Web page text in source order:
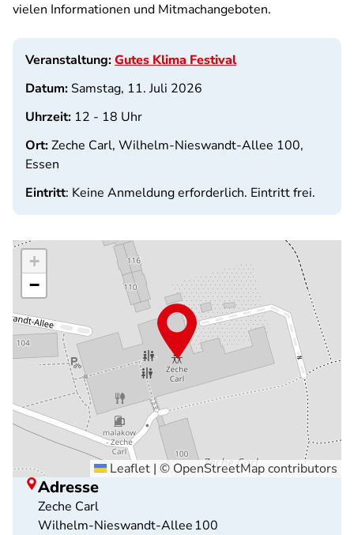
vielen Informationen und Mitmachangeboten.
Veranstaltung:Gutes Klima Festival
Datum: Samstag, 11. Juli 2026
Uhrzeit: 12 - 18 Uhr
Ort:Zeche Carl, Wilhelm-Nieswandt-Allee 100,
Essen
Eintritt: Keine Anmeldung erforderlich. Eintritt frei.
+
−
Leaflet | © OpenStreetMapcontributors
Adresse
Zeche Carl
Wilhelm‑Nieswandt‑Allee 100